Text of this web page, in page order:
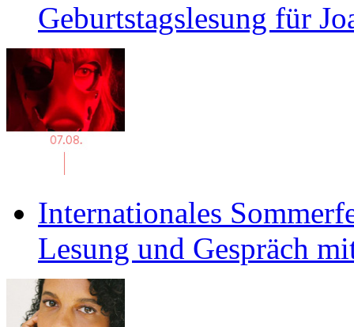
Geburtstagslesung für
Internationales
Lesung und Gespräch